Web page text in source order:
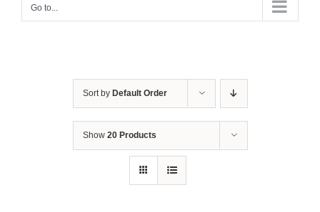
Go to...
Sort by Default Order
Show 20 Products